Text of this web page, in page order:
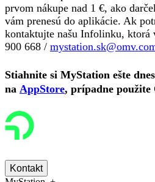
prvom nákupe nad 1 €, ako
vám prenesú do aplikácie. Ak
kontaktujte našu Infolinku, ktorá
900 668 /
Stiahnite si MyStation ešte
na AppStore, prípadne použite
Kontakt